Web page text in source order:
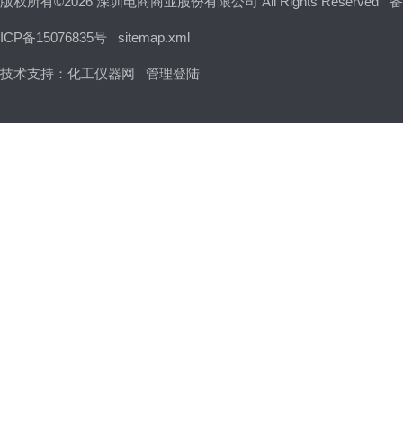
ICP备15076835号 sitemap.xml
技术支持： 化工仪器网 管理登陆